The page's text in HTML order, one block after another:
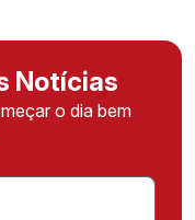
Notícias
o dia bem